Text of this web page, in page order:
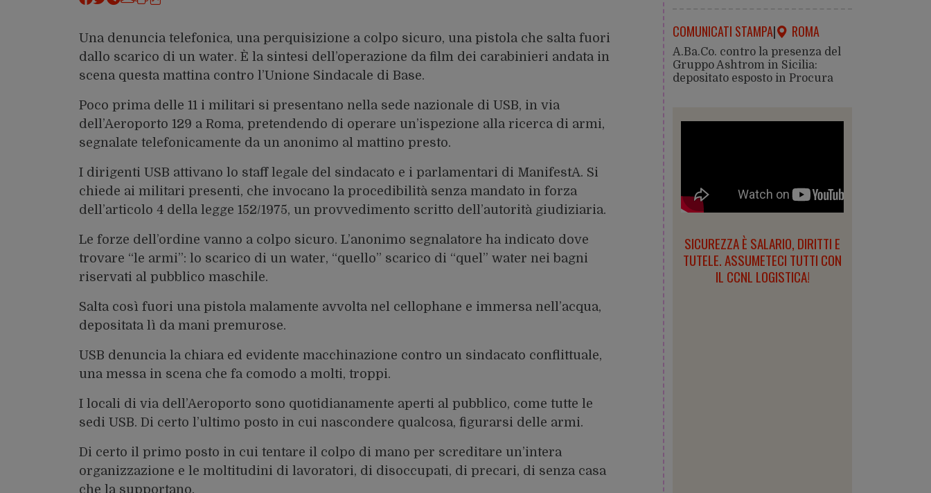
Una denuncia telefonica, una perquisizione a colpo sicuro, una pistola che salta fuori
dallo scarico di un water. È la sintesi dell’operazione da film dei carabinieri andata in
scena questa mattina contro l’Unione Sindacale di Base.
Poco prima delle 11 i militari si presentano nella sede nazionale di USB, in via
dell’Aeroporto 129 a Roma, pretendendo di operare un’ispezione alla ricerca di armi,
segnalate telefonicamente da un anonimo al mattino presto.
I dirigenti USB attivano lo staff legale del sindacato e i parlamentari di ManifestA. Si
chiede ai militari presenti, che invocano la procedibilità senza mandato in forza
dell’articolo 4 della legge 152/1975, un provvedimento scritto dell’autorità giudiziaria.
Le forze dell’ordine vanno a colpo sicuro. L’anonimo segnalatore ha indicato dove
trovare “le armi”: lo scarico di un water, “quello” scarico di “quel” water nei bagni
riservati al pubblico maschile.
Salta così fuori una pistola malamente avvolta nel cellophane e immersa nell’acqua,
depositata lì da mani premurose.
USB denuncia la chiara ed evidente macchinazione contro un sindacato conflittuale,
una messa in scena che fa comodo a molti, troppi.
I locali di via dell’Aeroporto sono quotidianamente aperti al pubblico, come tutte le
sedi USB. Di certo l’ultimo posto in cui nascondere qualcosa, figurarsi delle armi.
Di certo il primo posto in cui tentare il colpo di mano per screditare un’intera
organizzazione e le moltitudini di lavoratori, di disoccupati, di precari, di senza casa
che la supportano.
COMUNICATI STAMPA| ROMA
A.Ba.Co. contro la presenza del
Gruppo Ashtrom in Sicilia:
depositato esposto in Procura
SICUREZZA È SALARIO, DIRITTI E
TUTELE. ASSUMETECI TUTTI CON
IL CCNL LOGISTICA!